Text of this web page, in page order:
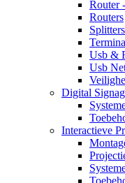
Router
Routers
Splitters
Usb &
Usb
Digital
Interactieve